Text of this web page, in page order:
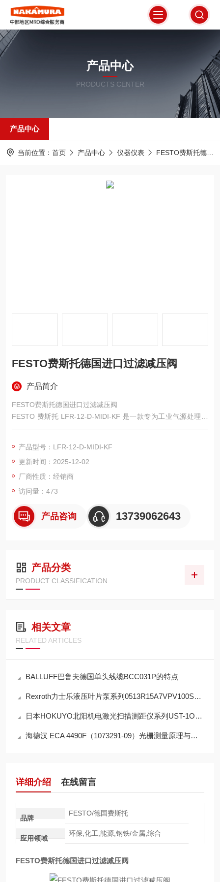
产品中心
PRODUCTS CENTER
产品中心
当前位置： 首页 产品中心 仪器仪表 FESTO费斯托德国
FESTO费斯托德国进口过滤减压阀
产品简介
FESTO费斯托德国进口过滤减压阀
FESTO 费斯托 LFR-12-D-MIDI-KF 是一款专为工业气源处理设
计的德国进口过滤减压阀，集成 “高效过滤 + 精准调压" 双重核心
等场景，为气动系统提供洁净、稳定的压缩空气，保障下游气动
元件（如气缸、电磁阀）的长效稳定运行。​
在核心性能上，该设备展现专业级优势：过滤精度达 40μm，可
高效拦
产品型号：LFR-12-D-MIDI-KF
更新时间：2025-12-02
厂商性质：经销商
访问量：473
产品咨询 13739062643
产品分类
PRODUCT CLASSIFICATION
相关文章
RELATED ARTICLES
BALLUFF巴鲁夫德国单头线缆BCC031P的特点
Rexroth力士乐液压叶片泵系列0513R15A7VPV100SM21HZ的工作原理
日本HOKUYO北阳机电激光扫描测距仪系列UST-1OL工作原理
海德汉 ECA 4490F（1073291-09）光栅测量原理与信号输出
详细介绍 在线留言
品牌
FESTO/德国费斯托
应用领域
环保,化工,能源,钢铁/金属,综合
FESTO费斯托德国进口过滤减压阀